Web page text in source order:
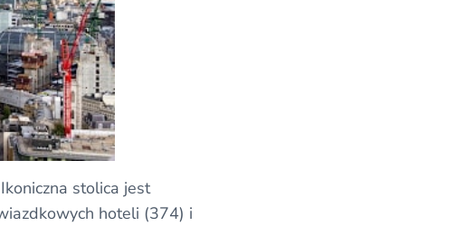
stolica jest
hoteli (374) i